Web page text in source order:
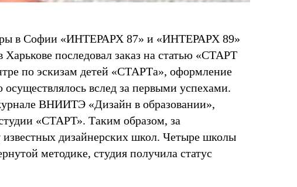
в Софии «ИНТЕРАРХ 87» и «ИНТЕРАРХ 89»
последовал заказ на статью «СТАРТ
по эскизам детей «СТАРТа», оформление
вслед за первыми успехами.
ВНИИТЭ «Дизайн в образовании»,
«СТАРТ». Таким образом, за
дизайнерских школ. Четыре школы
методике, студия получила статус